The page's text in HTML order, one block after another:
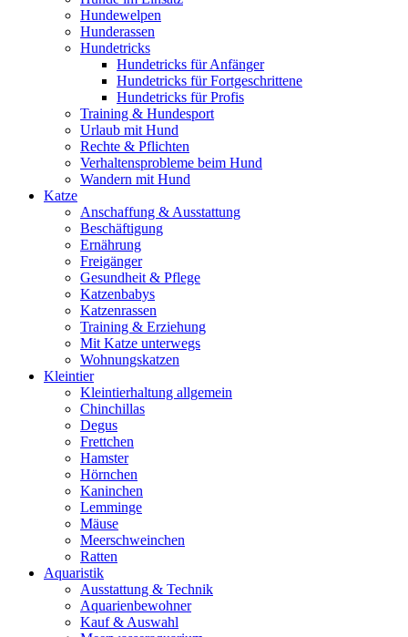
Hundewelpen
Hunderassen
Hundetricks
Hundetricks für Anfänger
Hundetricks für Fortgeschrittene
Hundetricks für Profis
Training & Hundesport
Urlaub mit Hund
Rechte & Pflichten
Verhaltensprobleme beim Hund
Wandern mit Hund
Katze
Anschaffung & Ausstattung
Beschäftigung
Ernährung
Freigänger
Gesundheit & Pflege
Katzenbabys
Katzenrassen
Training & Erziehung
Mit Katze unterwegs
Wohnungskatzen
Kleintier
Kleintierhaltung allgemein
Chinchillas
Degus
Frettchen
Hamster
Hörnchen
Kaninchen
Lemminge
Mäuse
Meerschweinchen
Ratten
Aquaristik
Ausstattung & Technik
Aquarienbewohner
Kauf & Auswahl